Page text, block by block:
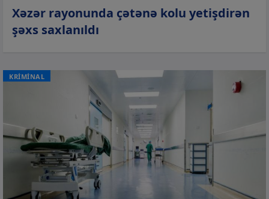
Xəzər rayonunda çətənə kolu yetişdirən
şəxs saxlanıldı
KRİMİNAL